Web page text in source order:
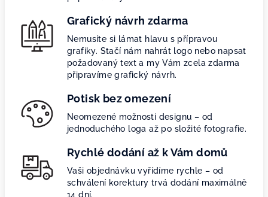
Grafický návrh zdarma
Nemusíte si lámat hlavu s přípravou
grafiky. Stačí nám nahrát logo nebo napsat
požadovaný text a my Vám zcela zdarma
připravíme grafický návrh.
Potisk bez omezení
Neomezené možnosti designu – od
jednoduchého loga až po složité fotografie.
Rychlé dodání až k Vám domů
Vaši objednávku vyřídíme rychle – od
schválení korektury trvá dodání maximálně
14 dní.